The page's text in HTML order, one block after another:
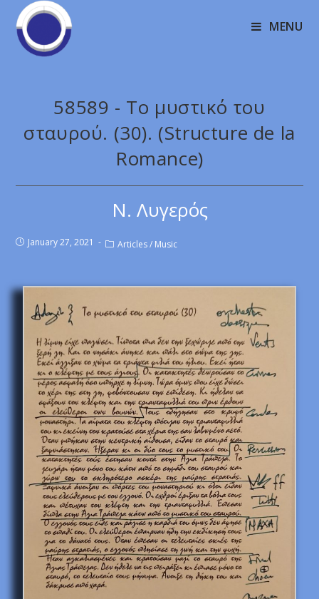
MENU
58589 - Το μυστικό του
σταυρού. (30). (Structure de la
Romance)
Ν. Λυγερός
January 27, 2021 Articles / Music